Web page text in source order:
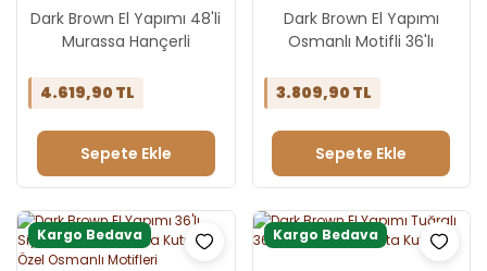
Dark Brown El Yapımı 48'li
Murassa Hançerli
Çikolata Kutusu
4.619,90 TL
Sepete Ekle
Dark Brown El Yapımı
Osmanlı Motifli 36'lı
3.809,90 TL
Sepete Ekle
Kargo Bedava Kargo Bedava